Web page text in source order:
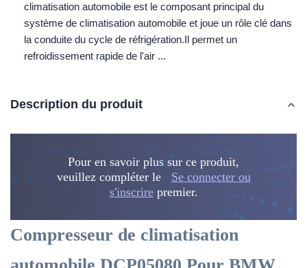
climatisation automobile est le composant principal du
système de climatisation automobile et joue un rôle clé dans
la conduite du cycle de réfrigération.Il permet un
refroidissement rapide de l'air ...
Description du produit
Pour en savoir plus sur ce produit,
veuillez compléter le
Se connecter ou
s'inscrire premier.
Compresseur de climatisation